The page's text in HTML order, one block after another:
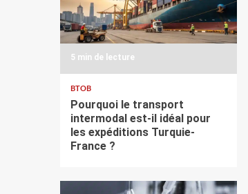
5 min de lecture
BTOB
Pourquoi le transport
intermodal est-il idéal pour
les expéditions Turquie-
France ?